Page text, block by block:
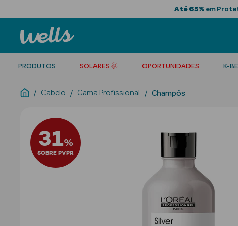
Até 65% em
PRODUTOS SOLARES 🌞 OPORTUNIDADES K-
Cabelo Gama Profissional Champôs
31%
SOBRE PVPR